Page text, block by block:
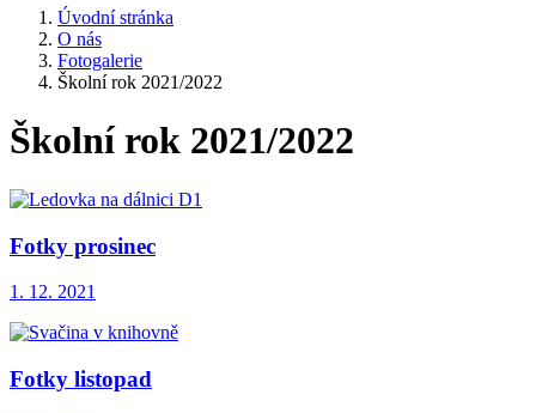
Úvodní stránka
O nás
Fotogalerie
Školní rok 2021/2022
Školní rok 2021/2022
Fotky prosinec
1. 12. 2021
Fotky listopad